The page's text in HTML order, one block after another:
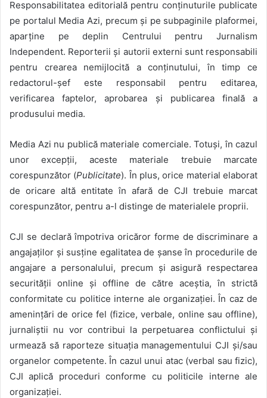
Responsabilitatea editorială pentru conținuturile publicate
pe portalul Media Azi, precum și pe subpaginile plaformei,
aparține pe deplin Centrului pentru Jurnalism
Independent. Reporterii și autorii externi sunt responsabili
pentru crearea nemijlocită a conținutului, în timp ce
redactorul-șef este responsabil pentru editarea,
verificarea faptelor, aprobarea și publicarea finală a
produsului media.
Media Azi nu publică materiale comerciale. Totuși, în cazul
unor excepții, aceste materiale trebuie marcate
corespunzător (Publicitate). În plus, orice material elaborat
de oricare altă entitate în afară de CJI trebuie marcat
corespunzător, pentru a-l distinge de materialele proprii.
CJI se declară împotriva oricăror forme de discriminare a
angajaților și susține egalitatea de șanse în procedurile de
angajare a personalului, precum și asigură respectarea
securității online și offline de către aceștia, în strictă
conformitate cu politice interne ale organizației. În caz de
amenințări de orice fel (fizice, verbale, online sau offline),
jurnaliștii nu vor contribui la perpetuarea conflictului și
urmează să raporteze situația managementului CJI și/sau
organelor competente. În cazul unui atac (verbal sau fizic),
CJI aplică proceduri conforme cu politicile interne ale
organizației.